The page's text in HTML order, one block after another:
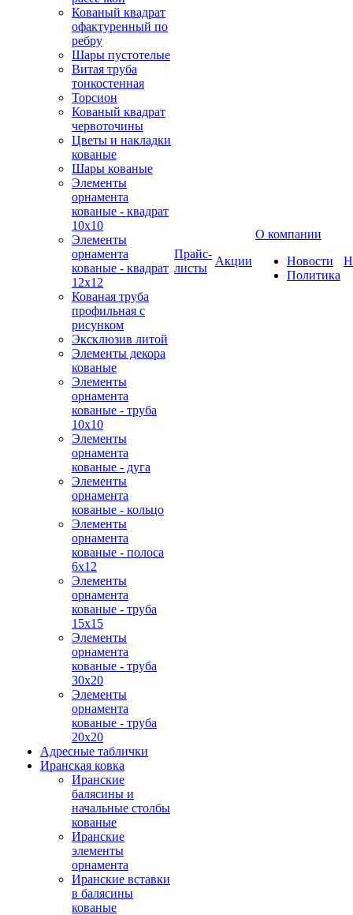
Кованый квадрат
офактуренный по
ребру
Шары пустотелые
Витая труба
тонкостенная
Торсион
Кованый квадрат
червоточины
Цветы и накладки
кованые
Шары кованые
Элементы
орнамента
кованые - квадрат
10х10
Элементы
орнамента
кованые - квадрат
12х12
Кованая труба
профильная с
рисунком
Эксклюзив литой
Элементы декора
кованые
Элементы
орнамента
кованые - труба
10х10
Элементы
орнамента
кованые - дуга
Элементы
орнамента
кованые - кольцо
Элементы
орнамента
кованые - полоса
6х12
Элементы
орнамента
кованые - труба
15х15
Элементы
орнамента
кованые - труба
30х20
Элементы
орнамента
кованые - труба
20х20
Адресные таблички
Иранская ковка
Иранские
балясины и
начальные столбы
кованые
Иранские
элементы
орнамента
Иранские вставки
в балясины
кованые
Прайс-
листы
Акции
О компании
Новости
Политика